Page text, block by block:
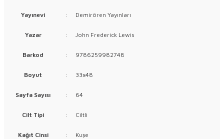
Yayınevi : Demirören Yayınları
Yazar : John Frederick Lewis
Barkod : 9786259982748
Boyut : 33x48
Sayfa Sayısı : 64
Cilt Tipi : Ciltli
Kağıt Cinsi : Kuşe